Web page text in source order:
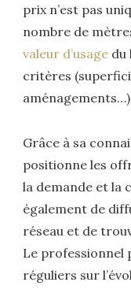
prix n’est pas
nombre de
valeur d’usage du
critères
Grâce à sa
positionne les
la demande et la
également de
réseau et de
Le professionnel
réguliers sur